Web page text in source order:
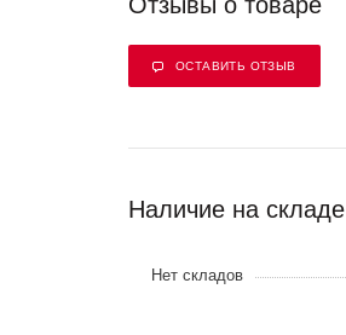
ОСТАВИТЬ ОТЗЫВ
Наличие на складе
Нет складов